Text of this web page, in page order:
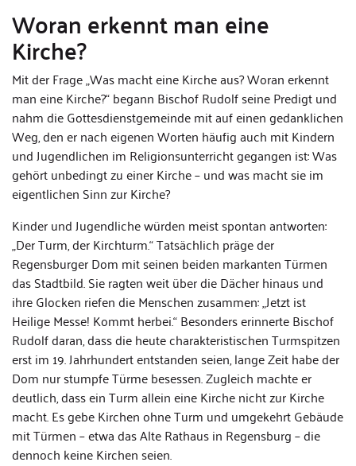
Woran erkennt man eine
Kirche?
Mit der Frage „Was macht eine Kirche aus? Woran erkennt
man eine Kirche?“ begann Bischof Rudolf seine Predigt und
nahm die Gottesdienstgemeinde mit auf einen gedanklichen
Weg, den er nach eigenen Worten häufig auch mit Kindern
und Jugendlichen im Religionsunterricht gegangen ist: Was
gehört unbedingt zu einer Kirche – und was macht sie im
eigentlichen Sinn zur Kirche?
Kinder und Jugendliche würden meist spontan antworten:
„Der Turm, der Kirchturm.“ Tatsächlich präge der
Regensburger Dom mit seinen beiden markanten Türmen
das Stadtbild. Sie ragten weit über die Dächer hinaus und
ihre Glocken riefen die Menschen zusammen: „Jetzt ist
Heilige Messe! Kommt herbei.“ Besonders erinnerte Bischof
Rudolf daran, dass die heute charakteristischen Turmspitzen
erst im 19. Jahrhundert entstanden seien, lange Zeit habe der
Dom nur stumpfe Türme besessen. Zugleich machte er
deutlich, dass ein Turm allein eine Kirche nicht zur Kirche
macht. Es gebe Kirchen ohne Turm und umgekehrt Gebäude
mit Türmen – etwa das Alte Rathaus in Regensburg – die
dennoch keine Kirchen seien.